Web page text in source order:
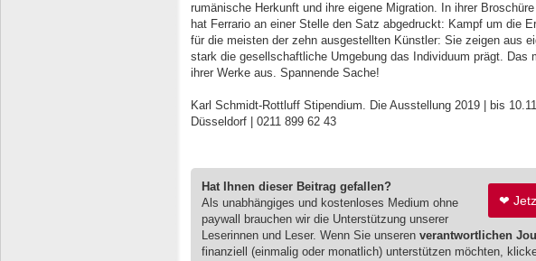
rumänische Herkunft und ihre eigene Migration. In ihrer
hat Ferrario an einer Stelle den Satz abgedruckt: Kampf um die
für die meisten der zehn ausgestellten Künstler: Sie zeigen aus
stark die gesellschaftliche Umgebung das Individuum prägt. Das
ihrer Werke aus. Spannende Sache!
Karl Schmidt-Rottluff Stipendium. Die Ausstellung 2019 | bis
Düsseldorf | 0211 899 62 43
❤
Hat Ihnen dieser Beitrag gefallen?
Als unabhängiges und kostenloses Medium ohne
paywall brauchen wir die Unterstützung unserer
Leserinnen und Leser. Wenn Sie unseren verantwortlichen
finanziell (einmalig oder monatlich) unterstützen möchten,